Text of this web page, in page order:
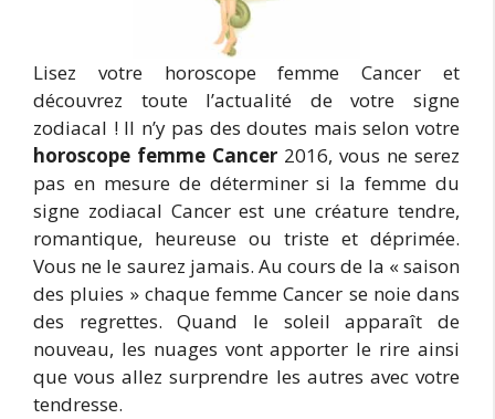
Lisez votre horoscope femme Cancer et
découvrez toute l’actualité de votre signe
zodiacal ! Il n’y pas des doutes mais selon votre
horoscope femme Cancer 2016, vous ne serez
pas en mesure de déterminer si la femme du
signe zodiacal Cancer est une créature tendre,
romantique, heureuse ou triste et déprimée.
Vous ne le saurez jamais. Au cours de la « saison
des pluies » chaque femme Cancer se noie dans
des regrettes. Quand le soleil apparaît de
nouveau, les nuages vont apporter le rire ainsi
que vous allez surprendre les autres avec votre
tendresse.